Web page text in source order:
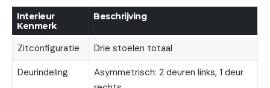
Interieur
Kenmerk
Beschrijving
Zitconfiguratie
Drie stoelen totaal
Deurindeling
Asymmetrisch: 2 deuren links, 1 deur